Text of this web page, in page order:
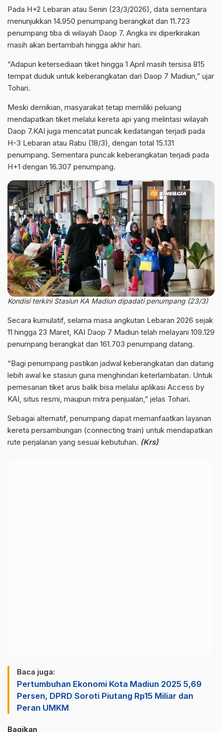
Pada H+2 Lebaran atau Senin (23/3/2026), data sementara
menunjukkan 14.950 penumpang berangkat dan 11.723
penumpang tiba di wilayah Daop 7. Angka ini diperkirakan
masih akan bertambah hingga akhir hari.
“Adapun ketersediaan tiket hingga 1 April masih tersisa 815
tempat duduk untuk keberangkatan dari Daop 7 Madiun,” ujar
Tohari.
Meski demikian, masyarakat tetap memiliki peluang
mendapatkan tiket melalui kereta api yang melintasi wilayah
Daop 7.KAI juga mencatat puncak kedatangan terjadi pada
H-3 Lebaran atau Rabu (18/3), dengan total 15.131
penumpang. Sementara puncak keberangkatan terjadi pada
H+1 dengan 16.307 penumpang.
Kondisi terkini Stasiun KA Madiun dipadati penumpang (23/3)
Secara kumulatif, selama masa angkutan Lebaran 2026 sejak
11 hingga 23 Maret, KAI Daop 7 Madiun telah melayani 109.129
penumpang berangkat dan 161.703 penumpang datang.
“Bagi penumpang pastikan jadwal keberangkatan dan datang
lebih awal ke stasiun guna menghindari keterlambatan. Untuk
pemesanan tiket arus balik bisa melalui aplikasi Access by
KAI, situs resmi, maupun mitra penjualan,” jelas Tohari.
Sebagai alternatif, penumpang dapat memanfaatkan layanan
kereta persambungan (connecting train) untuk mendapatkan
rute perjalanan yang sesuai kebutuhan. (Krs)
Baca juga:
Pertumbuhan Ekonomi Kota Madiun 2025 5,69
Persen, DPRD Soroti Piutang Rp15 Miliar dan
Peran UMKM
Bagikan